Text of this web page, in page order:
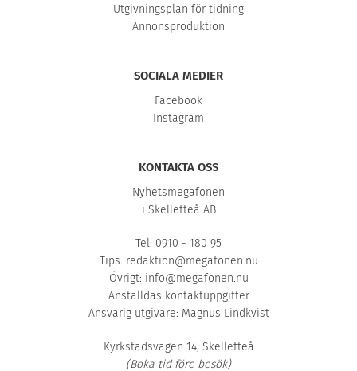
Utgivningsplan för tidning
Annonsproduktion
SOCIALA MEDIER
Facebook
Instagram
KONTAKTA OSS
Nyhetsmegafonen
i Skellefteå AB
Tel: 0910 - 180 95
Tips: redaktion@megafonen.nu
Övrigt: info@megafonen.nu
Anställdas kontaktuppgifter
Ansvarig utgivare: Magnus Lindkvist
Kyrkstadsvägen 14, Skellefteå
(Boka tid före besök)